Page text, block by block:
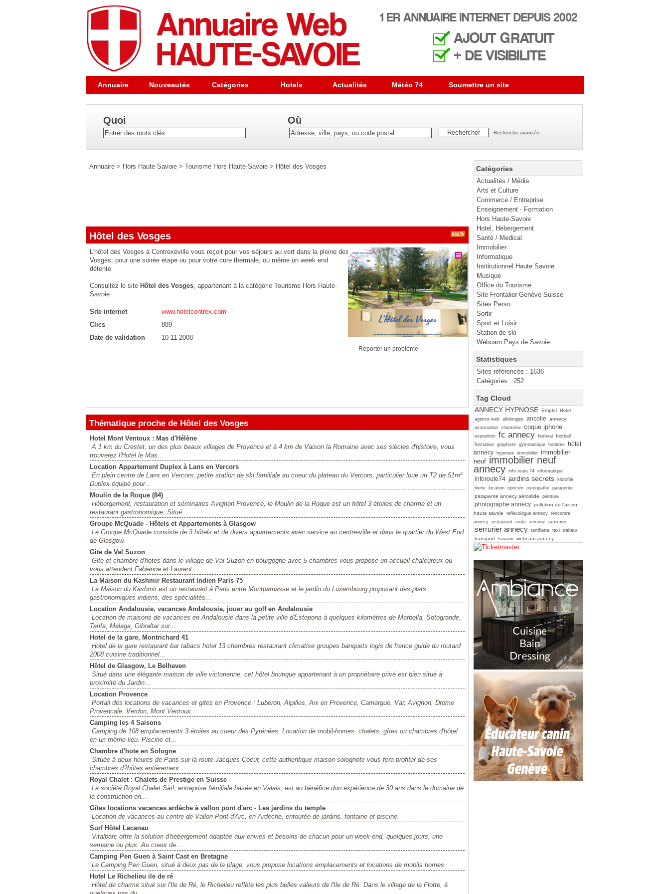
Annuaire Nouveautés Catégories Hotels Actualités Météo 74 Soumettre un site
Quoi Où
Recherche avancée
Catégories
Actualités / Média
Arts et Culture
Commerce / Entreprise
Enseignement - Formation
Hors Haute-Savoie
Hotel, Hébergement
Santé / Medical
Immobilier
Informatique
Institutionnel Haute Savoie
Musique
Office du Tourisme
Site Frontalier Genève Suisse
Sites Perso
Sortir
Sport et Loisir
Station de ski
Webcam Pays de Savoie
Statistiques
Sites référencés : 1636
Catégories : 252
Tag Cloud
ANNECY HYPNOSE Emploi
Hotel
agence web allobroges ancolie annecy
association chamonix coque iphone
exposition fc annecy festival
football
formation graphiste gymnastique horaires
hotel
annecy
hypnose immobilier immobilier
neuf immobilier neuf
annecy info route 74 informatique
inforoute74 jardins secrets
klorofile
literie
location opticien osteopathe parapente
parapente annecy aéroslide peinture
photographe annecy pollution de l'air en
haute savoie
reflexologue annecy rencontre
annecy restaurant route semnoz serrurier
serrurier annecy tartiflette taxi traiteur
transport travaux webcam annecy
Annuaire > Hors Haute-Savoie > Tourisme Hors Haute-Savoie > Hôtel des Vosges
Hôtel des Vosges
L'hôtel des Vosges à Contrexéville vous reçoit pour vos séjours au vert dans la pleine des
Vosges, pour une soirée étape ou pour votre cure thermale, ou même un week end
détente
Consultez le site Hôtel des Vosges, appartenant à la catégorie Tourisme Hors Haute-
Savoie
Site internet
www.hotelcontrex.com
Clics
889
Date de validation
10-11-2008
Reporter un problème
Thématique proche de Hôtel des Vosges
Hotel Mont Ventoux : Mas d'Hélène
A 1 km du Crestet, un des plus beaux villages de Provence et à 4 km de Vaison la Romaine avec ses siècles d'histoire, vous
trouverez l'Hotel le Mas...
Location Appartement Duplex à Lans en Vercors
En plein centre de Lans en Vercors, petite station de ski familiale au coeur du plateau du Vercors, particulier loue un T2 de 51m².
Duplex équipé pour...
Moulin de la Roque (84)
Hébergement, restauration et séminaires Avignon Provence, le Moulin de la Roque est un hôtel 3 étoiles de charme et un
restaurant gastronomique. Situé...
Groupe McQuade - Hôtels et Appartements à Glasgow
Le Groupe McQuade consiste de 3 hôtels et de divers appartements avec service au centre-ville et dans le quartier du West End
de Glasgow.
Gite de Val Suzon
Gite et chambre d'hotes dans le village de Val Suzon en bourgogne avec 5 chambres vous propose un accueil chaleureux ou
vous attendent Fabienne et Laurent...
La Maison du Kashmir Restaurant Indien Paris 75
La Maison du Kashmir est un restaurant à Paris entre Montparnasse et le jardin du Luxembourg proposant des plats
gastronomiques indiens, des spécialités...
Location Andalousie, vacances Andalousie, jouer au golf en Andalousie
Location de maisons de vacances en Andalousie dans la petite ville d'Estepona à quelques kilomètres de Marbella, Sotogrande,
Tarifa, Malaga, Gibraltar sur...
Hotel de la gare, Montrichard 41
Hotel de la gare restaurant bar tabacs hotel 13 chambres restaurant climatise groupes banquets logis de france guide du routard
2008 cuisine traditionnel...
Hôtel de Glasgow, Le Belhaven
Situé dans une élégante maison de ville victorienne, cet hôtel boutique appartenant à un propriétaire privé est bien situé à
proximité du Jardin...
Location Provence
Portail des locations de vacances et gites en Provence : Luberon, Alpilles, Aix en Provence, Camargue, Var, Avignon, Drome
Provencale, Verdon, Mont Ventoux.
Camping les 4 Saisons
Camping de 108 emplacements 3 étoiles au coeur des Pyrénées. Location de mobil-homes, chalets, gîtes ou chambres d'hôtel
en un même lieu. Piscine et...
Chambre d'hote en Sologne
Située à deux heures de Paris sur la route Jacques Coeur, cette authentique maison solognote vous fera profiter de ses
chambres d?hôtes entièrement...
Royal Chalet : Chalets de Prestige en Suisse
La société Royal Chalet Sàrl, entreprise familiale basée en Valais, est au bénéfice dun expérience de 30 ans dans le domaine de
la construction en...
Gîtes locations vacances ardèche à vallon pont d'arc - Les jardins du temple
Location de vacances au centre de Vallon Pont d'Arc, en Ardèche, entourée de jardins, fontaine et piscine.
Surf Hôtel Lacanau
Vitalparc offre la solution d'hébergement adaptée aux envies et besoins de chacun pour un week-end, quelques jours, une
semaine ou plus. Au coeur de...
Camping Pen Guen à Saint Cast en Bretagne
Le Camping Pen Guen, situé à deux pas de la plage, vous propose locations emplacements et locations de mobils homes
Hotel Le Richelieu ile de ré
Hôtel de charme situé sur l'Ile de Ré, le Richelieu reflète les plus belles valeurs de l'Ile de Ré. Dans le village de la Flotte, à